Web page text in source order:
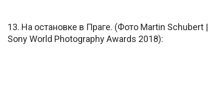
13. На остановке в Праге. (Фото Martin Schubert |
Sony World Photography Awards 2018):